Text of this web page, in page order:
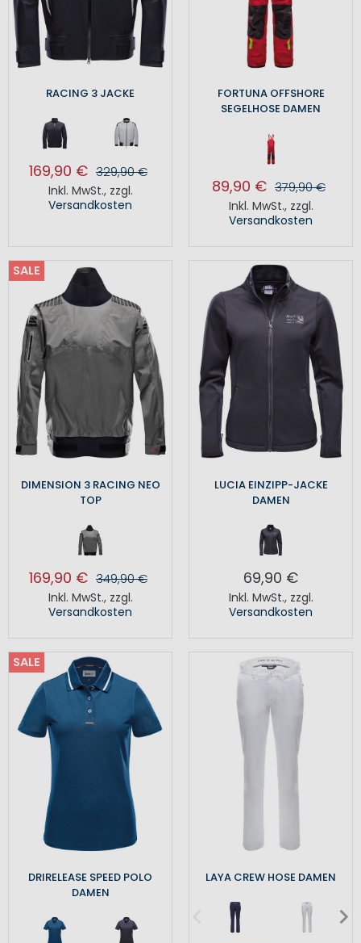
RACING 3 JACKE
169,90 € 329,90 €
Inkl. MwSt., zzgl.
Versandkosten
FORTUNA OFFSHORE
SEGELHOSE DAMEN
89,90 € 379,90 €
Inkl. MwSt., zzgl.
Versandkosten
SALE
DIMENSION 3 RACING NEO
TOP
169,90 € 349,90 €
Inkl. MwSt., zzgl.
Versandkosten
LUCIA EINZIPP-JACKE
DAMEN
69,90 €
Inkl. MwSt., zzgl.
Versandkosten
SALE
DRIRELEASE SPEED POLO
DAMEN
LAYA CREW HOSE DAMEN